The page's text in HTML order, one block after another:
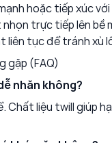
hoặc tiếp xúc
trực tiếp lên bề
liên tục để tránh xù
gặp (FAQ)
nhăn không?
Chất liệu twill giúp